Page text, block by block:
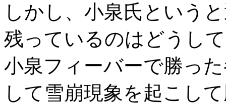
しかし、小泉氏という
残っているのはどうし
小泉フィーバーで勝っ
して雪崩現象を起こし